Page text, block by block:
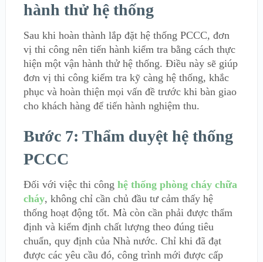
hành thử hệ thống
Sau khi hoàn thành lắp đặt hệ thống PCCC, đơn
vị thi công nên tiến hành kiểm tra bằng cách thực
hiện một vận hành thử hệ thống. Điều này sẽ giúp
đơn vị thi công kiểm tra kỹ càng hệ thống, khắc
phục và hoàn thiện mọi vấn đề trước khi bàn giao
cho khách hàng để tiến hành nghiệm thu.
Bước 7: Thẩm duyệt hệ thống
PCCC
Đối với việc thi công hệ thống phòng cháy chữa
cháy, không chỉ cần chủ đầu tư cảm thấy hệ
thống hoạt động tốt. Mà còn cần phải được thẩm
định và kiểm định chất lượng theo đúng tiêu
chuẩn, quy định của Nhà nước. Chỉ khi đã đạt
được các yêu cầu đó, công trình mới được cấp